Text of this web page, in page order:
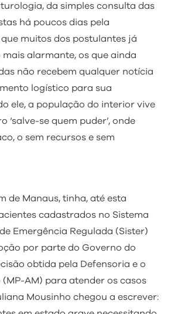
da simples consulta das
há poucos dias pela
muitos dos postulantes já
alarmante, os que ainda
não recebem qualquer notícia
logístico para sua
ele, a população do interior vive
‘salve-se quem puder’, onde
o sem recursos e sem
de Manaus, tinha, até esta
cadastrados no Sistema
Emergência Regulada (Sister)
por parte do Governo do
obtida pela Defensoria e o
AM) para atender os casos
Mousinho chegou a escrever: